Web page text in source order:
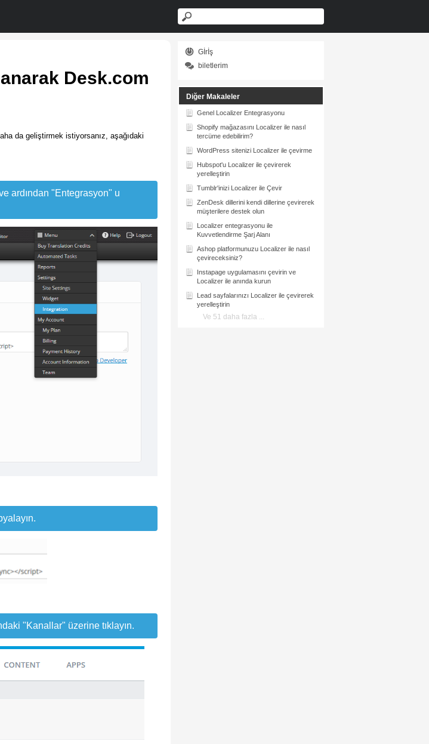
Desk.com
da geliştirmek istiyorsanız, aşağıdaki
ardından "Entegrasyon" u
"Kanallar" üzerine tıklayın.
Gİrİş
biletlerim
Diğer Makaleler
Genel Localizer Entegrasyonu
Shopify mağazasını Localizer ile nasıl
tercüme edebilirim?
WordPress sitenizi Localizer ile çevirme
Hubspot'u Localizer ile çevirerek
yerelleştirin
Tumblr'inizi Localizer ile Çevir
ZenDesk dillerini kendi dillerine çevirerek
müşterilere destek olun
Localizer entegrasyonu ile
Kuvvetlendirme Şarj Alanı
Ashop platformunuzu Localizer ile nasıl
çevireceksiniz?
Instapage uygulamasını çevirin ve
Localizer ile anında kurun
Lead sayfalarınızı Localizer ile çevirerek
yerelleştirin
Ve 51 daha fazla ...